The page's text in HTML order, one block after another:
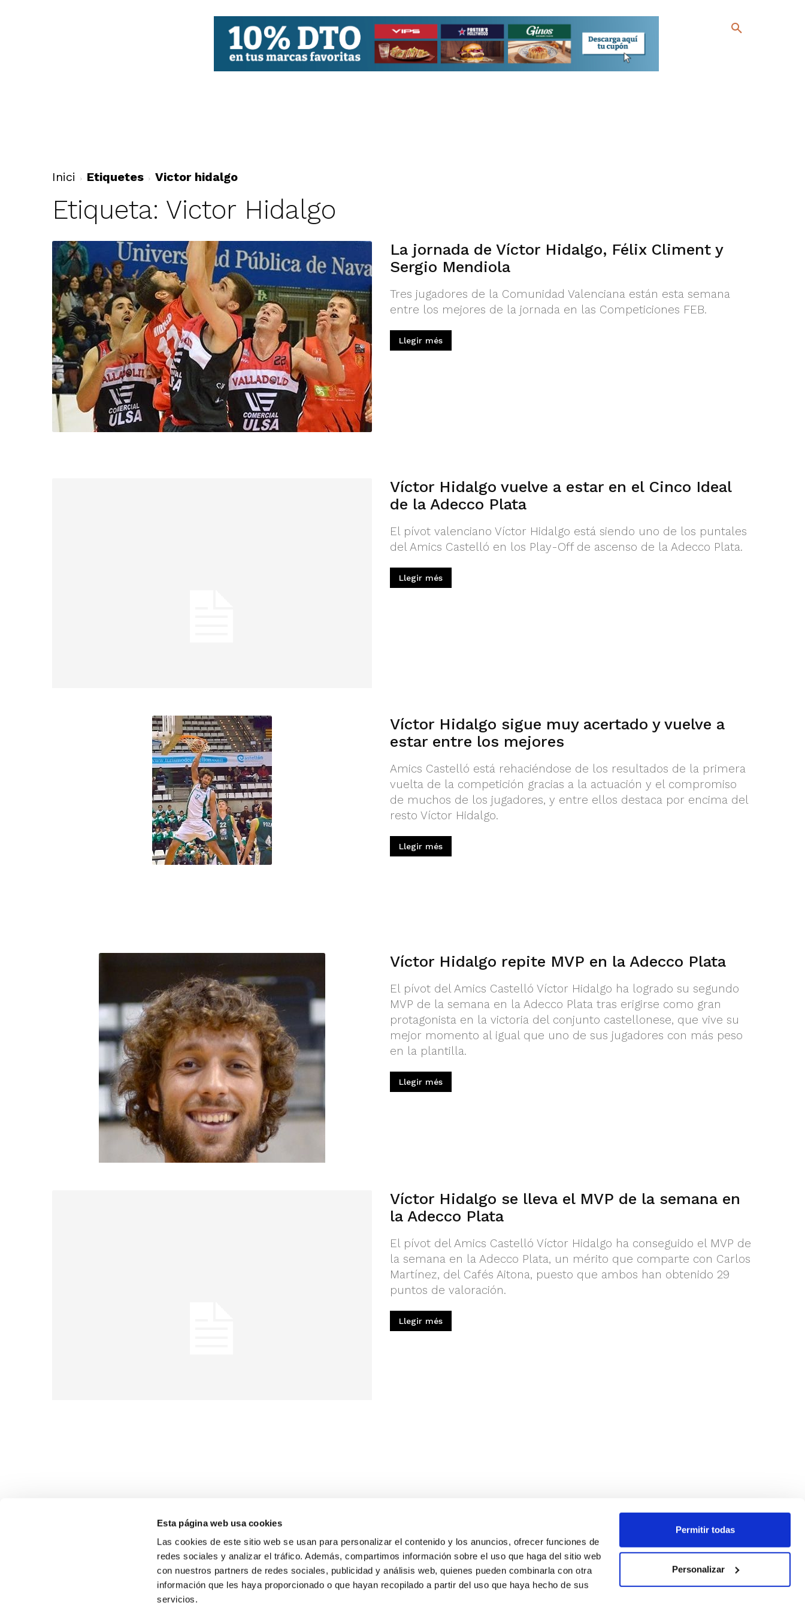
Esta página web usa cookies
Las cookies de este sitio web se usan para personalizar el contenido y los anuncios, ofrecer funciones de
redes sociales y analizar el tráfico. Además, compartimos información sobre el uso que haga del sitio web
con nuestros partners de redes sociales, publicidad y análisis web, quienes pueden combinarla con otra
información que les haya proporcionado o que hayan recopilado a partir del uso que haya hecho de sus
servicios.
Permitir todas
Personalizar
Inici Etiquetes Victor hidalgo
Etiqueta: Victor Hidalgo
La jornada de Víctor Hidalgo, Félix Climent y
Sergio Mendiola
Tres jugadores de la Comunidad Valenciana están esta semana
entre los mejores de la jornada en las Competiciones FEB.
Llegir més
Víctor Hidalgo vuelve a estar en el Cinco Ideal
de la Adecco Plata
El pívot valenciano Víctor Hidalgo está siendo uno de los puntales
del Amics Castelló en los Play-Off de ascenso de la Adecco Plata.
Llegir més
Víctor Hidalgo sigue muy acertado y vuelve a
estar entre los mejores
Amics Castelló está rehaciéndose de los resultados de la primera
vuelta de la competición gracias a la actuación y el compromiso
de muchos de los jugadores, y entre ellos destaca por encima del
resto Víctor Hidalgo.
Llegir més
Víctor Hidalgo repite MVP en la Adecco Plata
El pívot del Amics Castelló Víctor Hidalgo ha logrado su segundo
MVP de la semana en la Adecco Plata tras erigirse como gran
protagonista en la victoria del conjunto castellonese, que vive su
mejor momento al igual que uno de sus jugadores con más peso
en la plantilla.
Llegir més
Víctor Hidalgo se lleva el MVP de la semana en
la Adecco Plata
El pívot del Amics Castelló Víctor Hidalgo ha conseguido el MVP de
la semana en la Adecco Plata, un mérito que comparte con Carlos
Martínez, del Cafés Aitona, puesto que ambos han obtenido 29
puntos de valoración.
Llegir més
SOBRE NOSALTRES SEGUEIX-NOS